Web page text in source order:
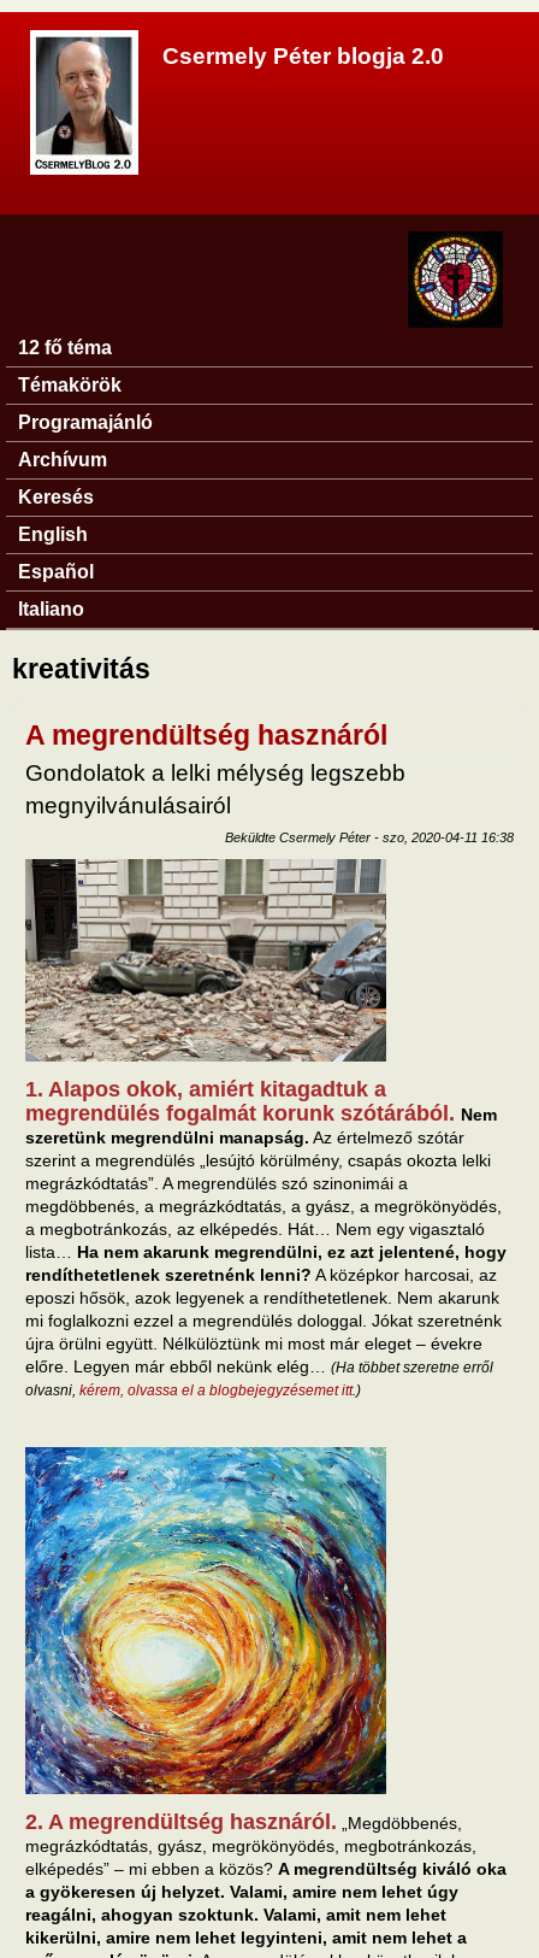
Csermely Péter blogja 2.0
Főmenü
12 fő téma
Témakörök
Programajánló
Archívum
Keresés
English
Español
Italiano
kreativitás
A megrendültség hasznáról
Gondolatok a lelki mélység legszebb
megnyilvánulásairól
Beküldte Csermely Péter - szo, 2020-04-11 16:38
1. Alapos okok, amiért kitagadtuk a
megrendülés fogalmát korunk szótárából. Nem
szeretünk megrendülni manapság. Az értelmező szótár
szerint a megrendülés „lesújtó körülmény, csapás okozta lelki
megrázkódtatás”. A megrendülés szó szinonimái a
megdöbbenés, a megrázkódtatás, a gyász, a megrökönyödés,
a megbotránkozás, az elképedés. Hát… Nem egy vigasztaló
lista… Ha nem akarunk megrendülni, ez azt jelentené, hogy
rendíthetetlenek szeretnénk lenni? A középkor harcosai, az
eposzi hősök, azok legyenek a rendíthetetlenek. Nem akarunk
mi foglalkozni ezzel a megrendülés dologgal. Jókat szeretnénk
újra örülni együtt. Nélkülöztünk mi most már eleget – évekre
előre. Legyen már ebből nekünk elég… (Ha többet szeretne erről
olvasni, kérem, olvassa el a blogbejegyzésemet itt.)
2. A megrendültség hasznáról. „Megdöbbenés,
megrázkódtatás, gyász, megrökönyödés, megbotránkozás,
elképedés” – mi ebben a közös? A megrendültség kiváló oka
a gyökeresen új helyzet. Valami, amire nem lehet úgy
reagálni, ahogyan szoktunk. Valami, amit nem lehet
kikerülni, amire nem lehet legyinteni, amit nem lehet a